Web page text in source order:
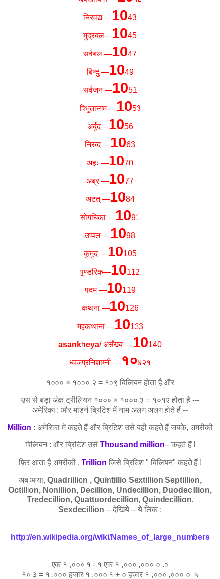
निरवद्य —1043
मुद्रबल—1045
सर्वबल —1047
बिन्दु —1049
सर्वजन —1051
विभुतान्गम —1053
अर्बुद—1056
निरब्द —1063
अहः —1070
अब्र —1077
अटत् —1084
सोगंघिका —1091
उप्पल —1098
कुमुद —10105
पुण्डरिक—10112
पदम —10119
कथना —10126
महकथाना —10133
asankheya/असँख्य —10140
ध्वजग्रनिशाम्नी —१०४२१
१००० × १००० २ = १०९ बिलियन होता है और
उस से बड़ा अंक ट्रीलियन १००० × १००० ३ = १०१२ होता है ---
अमेरिका : और माडर्नब्रिटिशमें नाम अलग अलग होते हैं --
Million : अमेरिका में कहते हैं और ब्रिटिश उसे यही कहते हैं जबके, अमरीकी
बिलियन : और ब्रिटिश उसे Thousand million-- कहते हैं !
फ़िर आता है अमरीकी , Trillion जिसे ब्रिटिश " बिलियन" कहते हैं !
अब आया, Quadrillion , Quintillio Sextillion Septillion,
Octillion, Nonillion, Decillion, Undecillion, Duodecillion,
Tredecillion, Quattuordecillion, Quindecillion,
Sexdecillion -- देखिये -- ये लिंक :
http://en.wikipedia.org/wiki/Names_of_large_numbers
एक १ ,००० १ - १ एक १ ,००० ,००० ० .०
१० ३ = १ ,००० हजार १ ,००० १ + ० हजार १ ,००० ,००० ० .५